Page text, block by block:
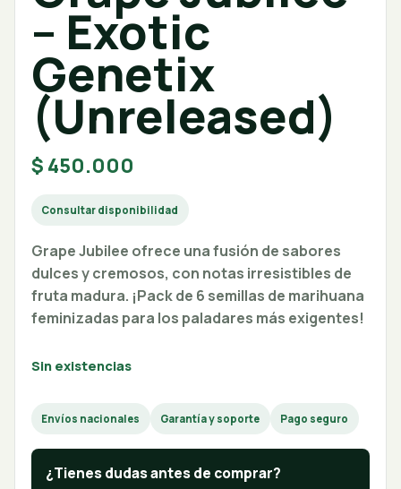
– Exotic
Genetix
(Unreleased)
$ 450.000
Consultar disponibilidad
Grape Jubilee ofrece una fusión de sabores
dulces y cremosos, con notas irresistibles de
fruta madura. ¡Pack de 6 semillas de marihuana
feminizadas para los paladares más exigentes!
Sin existencias
Envíos nacionales Garantía y soporte Pago seguro
¿Tienes dudas antes de comprar?